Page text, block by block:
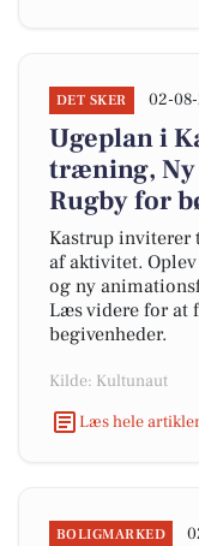
DET SKER 02-
Ugeplan i
træning,
Rugby for
Kastrup inviterer
af aktivitet.
og ny
Læs videre for at
begivenheder.
Kilde: Kultunaut
Læs hele
BOLIGMARKED